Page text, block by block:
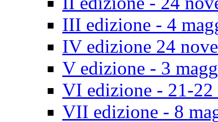
III edizione - 4
IV edizione 24
V edizione - 3
VI edizione - 21-22
VII edizione - 8